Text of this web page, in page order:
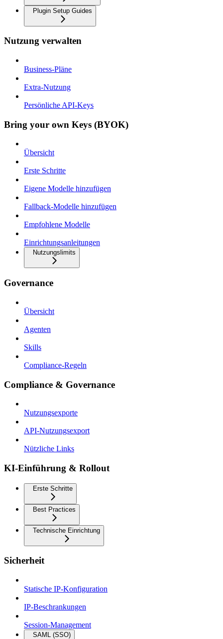
Plugin Setup Guides
Nutzung verwalten
Business-Pläne
Extra-Nutzung
Persönliche API-Keys
Bring your own Keys (BYOK)
Übersicht
Erste Schritte
Eigene Modelle hinzufügen
Fallback-Modelle hinzufügen
Empfohlene Modelle
Einrichtungsanleitungen
Nutzungslimits
Governance
Übersicht
Agenten
Skills
Compliance-Regeln
Compliance & Governance
Nutzungsexporte
API-Nutzungsexport
Nützliche Links
KI-Einführung & Rollout
Erste Schritte
Best Practices
Technische Einrichtung
Sicherheit
Statische IP-Konfiguration
IP-Beschrankungen
Session-Management
SAML (SSO)